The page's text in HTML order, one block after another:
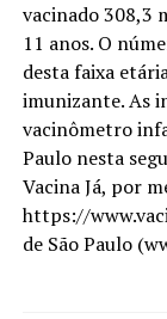
vacinado 308,3
11 anos. O
desta faixa
imunizante. As
vacinômetro
Paulo nesta
Vacina Já, por
https://
de São Paulo